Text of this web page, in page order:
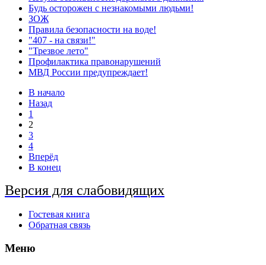
Будь осторожен с незнакомыми людьми!
ЗОЖ
Правила безопасности на воде!
"407 - на связи!"
"Трезвое лето"
Профилактика правонарушений
МВД России предупреждает!
В начало
Назад
1
2
3
4
Вперёд
В конец
Версия для слабовидящих
Гостевая книга
Обратная связь
Меню